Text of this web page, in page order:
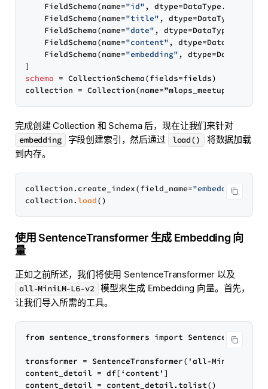
    FieldSchema
(name="id" , dtype=DataType.INT64,
    FieldSchema
(name="title" , dtype=
    FieldSchema
(name="date" , dtype=
    FieldSchema
(name="content" , dtype=
    FieldSchema
(name="embedding" , dtype=
]
schema = CollectionSchema(fields=fields)
collection = Collection(name=”mlops_meetups”,
完成创建 Collection 和 Schema 后，现在让我们来针对
embedding 字段创建索引，然后通过 load()
将数据加载
到内存。
collection.create_index(field_name="embedding"
collection. load
使用 SentenceTransformer 生成 Embedding 向
量
正如之前所述，我们将使用 SentenceTransformer 以及
all-MiniLM-L6-v2 模型来生成 Embedding 向量。首先，
让我们导入所需的工具。
from sentence_transformers import
transformer = SentenceTransformer('all-MiniLM-L6-
content_detail = df[‘content’]
content_detail = content_detail.tolist()